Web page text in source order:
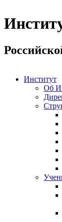
Институт
Об